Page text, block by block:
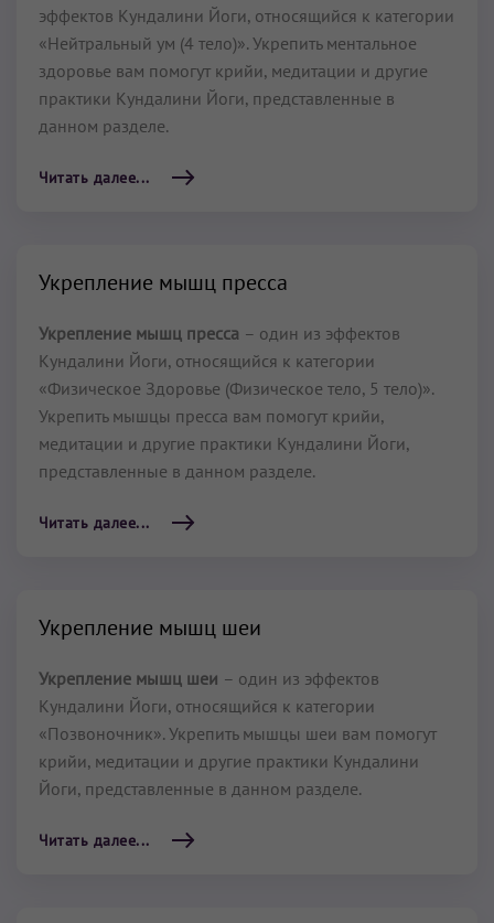
эффектов Кундалини Йоги, относящийся к категории
«Нейтральный ум (4 тело)». Укрепить ментальное
здоровье вам помогут крийи, медитации и другие
практики Кундалини Йоги, представленные в
данном разделе.
Читать далее...
Укрепление мышц пресса
Укрепление мышц пресса – один из эффектов
Кундалини Йоги, относящийся к категории
«Физическое Здоровье (Физическое тело, 5 тело)».
Укрепить мышцы пресса вам помогут крийи,
медитации и другие практики Кундалини Йоги,
представленные в данном разделе.
Читать далее...
Укрепление мышц шеи
Укрепление мышц шеи – один из эффектов
Кундалини Йоги, относящийся к категории
«Позвоночник». Укрепить мышцы шеи вам помогут
крийи, медитации и другие практики Кундалини
Йоги, представленные в данном разделе.
Читать далее...